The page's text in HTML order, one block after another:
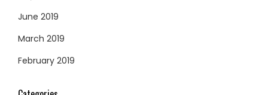
June 2019
March 2019
February 2019